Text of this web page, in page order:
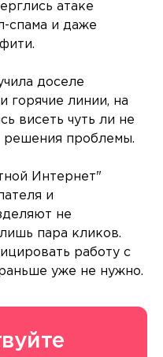
атаке
спама и даже
доселе
горячие линии, на
висеть чуть ли не
решения проблемы.
Интернет"
и
не
пара кликов.
работу с
уже не нужно.